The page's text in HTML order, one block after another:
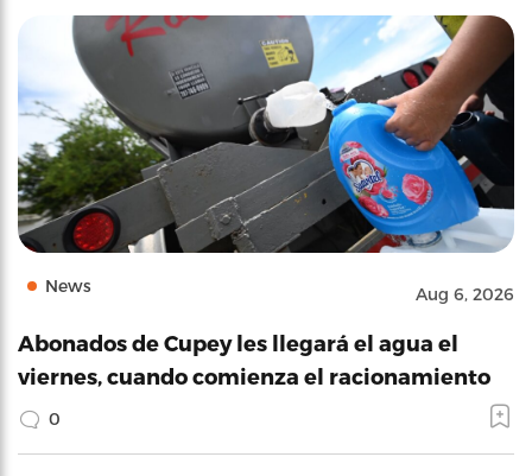
News Aug 6, 2026
Abonados de Cupey les llegará el agua el
viernes, cuando comienza el racionamiento
0